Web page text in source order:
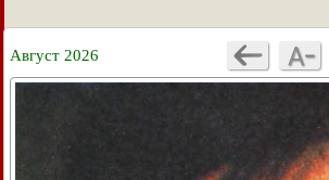
Август 2026